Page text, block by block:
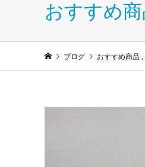
おすすめ商
ブログ おすすめ商品